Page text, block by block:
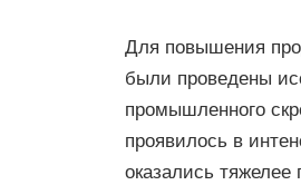
Для повышения
были проведены
промышленного
проявилось в
оказались